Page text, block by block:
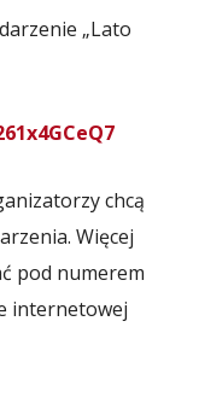
„Lato
chcą
Więcej
pod numerem
internetowej